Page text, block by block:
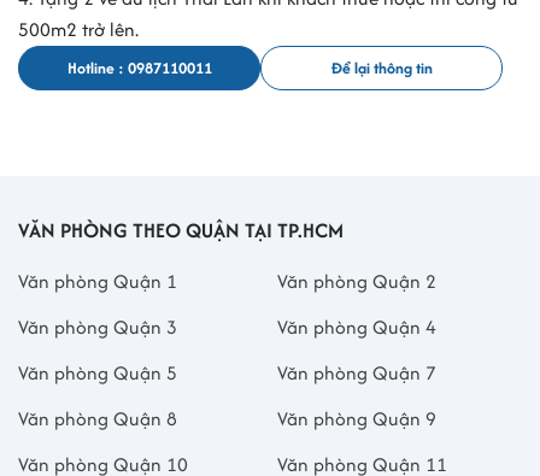
500m2 trở lên.
Hotline : 0987110011 Để lại thông tin
VĂN PHÒNG THEO QUẬN TẠI TP.HCM
Văn phòng Quận 1
Văn phòng Quận 2
Văn phòng Quận 3
Văn phòng Quận 4
Văn phòng Quận 5
Văn phòng Quận 7
Văn phòng Quận 8
Văn phòng Quận 9
Văn phòng Quận 10
Văn phòng Quận 11